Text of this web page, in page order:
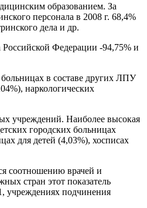
образованием. За
персонала в 2008 г. 68,4%
дела и др.
Федерации -94,75% и
в составе других ЛПУ
наркологических
учреждений. Наиболее высокая
городских больницах
для детей (4,03%), хосписах
соотношению врачей и
стран этот показатель
учреждениях подчинения